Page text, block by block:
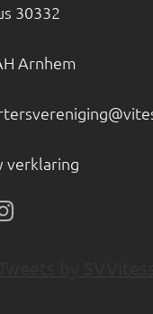
30332
Arnhem
verklaring